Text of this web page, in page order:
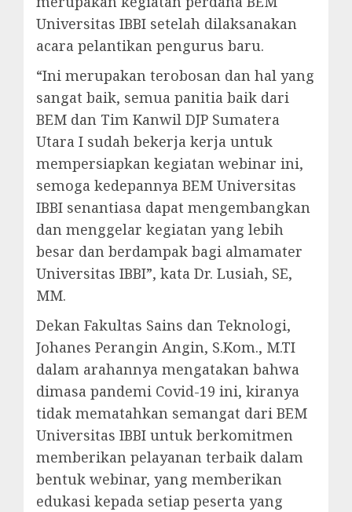
Universitas IBBI setelah dilaksanakan
acara pelantikan pengurus baru.
“Ini merupakan terobosan dan hal yang
sangat baik, semua panitia baik dari
BEM dan Tim Kanwil DJP Sumatera
Utara I sudah bekerja kerja untuk
mempersiapkan kegiatan webinar ini,
semoga kedepannya BEM Universitas
IBBI senantiasa dapat mengembangkan
dan menggelar kegiatan yang lebih
besar dan berdampak bagi almamater
Universitas IBBI”, kata Dr. Lusiah, SE,
MM.
Dekan Fakultas Sains dan Teknologi,
Johanes Perangin Angin, S.Kom., M.TI
dalam arahannya mengatakan bahwa
dimasa pandemi Covid-19 ini, kiranya
tidak mematahkan semangat dari BEM
Universitas IBBI untuk berkomitmen
memberikan pelayanan terbaik dalam
bentuk webinar, yang memberikan
edukasi kepada setiap peserta yang